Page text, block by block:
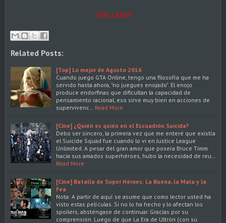
"UNO CAERA"
Related Posts:
[Top] Lo mejor de Agosto 2016
Cuando juego GTA Online, tengo una filosofía que me ha
servido hasta ahora, "no juegues enojado". El enojo
produce endorfinas que dificultan la capacidad de
pensamiento racional, eso sirve muy bien en acciones de
supervivenc…
Read More
[Cine] ¿Quién es quién en el Escuadrón Suicida?
Debo ser sincero, la primera vez que me enteré que existía
el Suicide Squad fue cuando lo vi en Justice League
Unlimited. A pesar del gran amor que poseía Bruce Timm
hacia sus amados superhéroes, hubo la necesidad de reu…
Read More
[Cine] Batalla de Super Héroes: La Buena, la Mala y la
Fea
Nota: A partir de aquí se asume que como lector usted ha
visto estas películas. Si no lo ha hecho y lo afectan los
spoilers, absténgase de continuar. Gracias por su
comprensión. Luego de que La Era de Ultrón (con su